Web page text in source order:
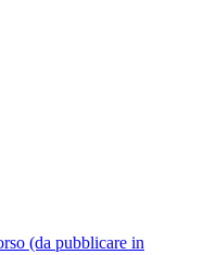
(da pubblicare in